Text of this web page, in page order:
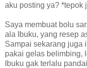
aku posting ya? *tepok
Saya membuat bolu
ala Ibuku, yang resep
Sampai sekarang juga
pakai gelas belimbing,
Ibuku gak terlalu